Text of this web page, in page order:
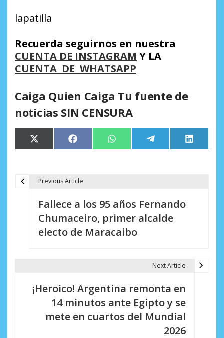
lapatilla
Recuerda seguirnos en nuestra
CUENTA DE INSTAGRAM Y LA
CUENTA DE WHATSAPP
Caiga Quien Caiga Tu fuente de
noticias SIN CENSURA
Compartir
en
X
(Twitter)
Compartir
en
Facebook Compartir
en
WhatsApp Compartir
en
Telegram
en
LinkedIn
Previous Article
Fallece a los 95 años Fernando
Chumaceiro, primer alcalde
electo de Maracaibo
Next Article
¡Heroico! Argentina remonta en
14 minutos ante Egipto y se
mete en cuartos del Mundial
2026